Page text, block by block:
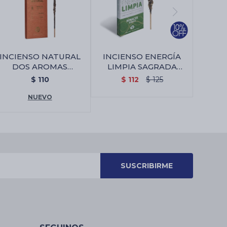
NATURAL
DOS AROMAS
MADRE X8 -
$ 110
NUEVO
INCIENSO ENERGÍA
LIMPIA SAGRADA
MADRE X4 - Renacer
$ 112 $ 125
SUSCRIBIRME